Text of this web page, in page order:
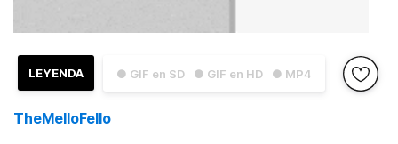
● GIF en SD ● GIF en HD ● MP4
LEYENDA
TheMelloFello